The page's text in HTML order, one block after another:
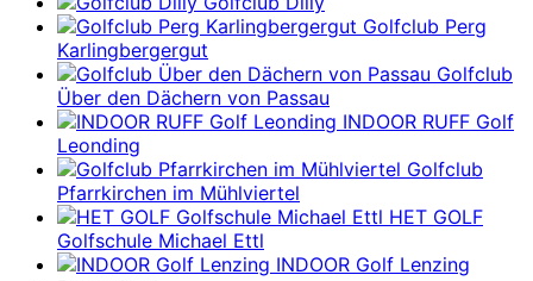
Golfclub Perg
Karlingbergergut
Golfclub
Über den Dächern von Passau
INDOOR RUFF Golf
Leonding
Golfclub
Pfarrkirchen im Mühlviertel
HET GOLF
Golfschule Michael Ettl
INDOOR Golf Lenzing